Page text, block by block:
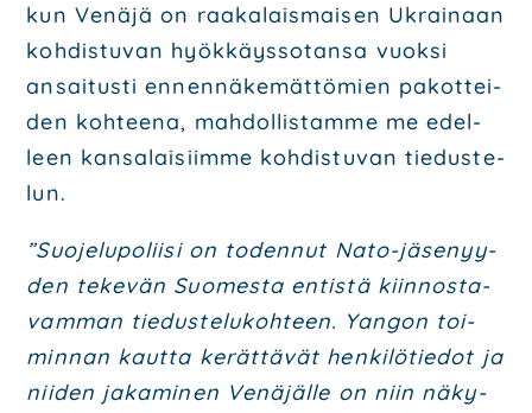
kun Venä­jä on raa­ka­lais­mai­sen Ukrai­naan
koh­dis­tu­van hyök­käys­so­tan­sa vuok­si
ansai­tus­ti ennen­nä­ke­mät­tö­mien pakot­tei­
den koh­tee­na, mah­dol­lis­tam­me me edel­
leen kan­sa­lai­siim­me koh­dis­tu­van tie­dus­te­
lun.
”Suo­je­lu­po­lii­si on toden­nut Nato-jäse­nyy­
den teke­vän Suo­mes­ta entis­tä kiin­nos­ta­
vam­man tie­dus­te­lu­koh­teen. Yan­gon toi­
min­nan kaut­ta kerät­tä­vät hen­ki­lö­tie­dot ja
nii­den jaka­mi­nen Venä­jäl­le on niin näky­